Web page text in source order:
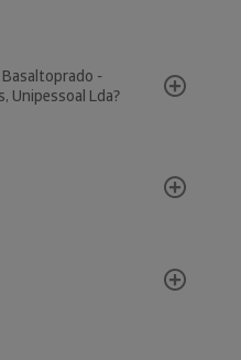
Basaltoprado -
Unipessoal Lda?